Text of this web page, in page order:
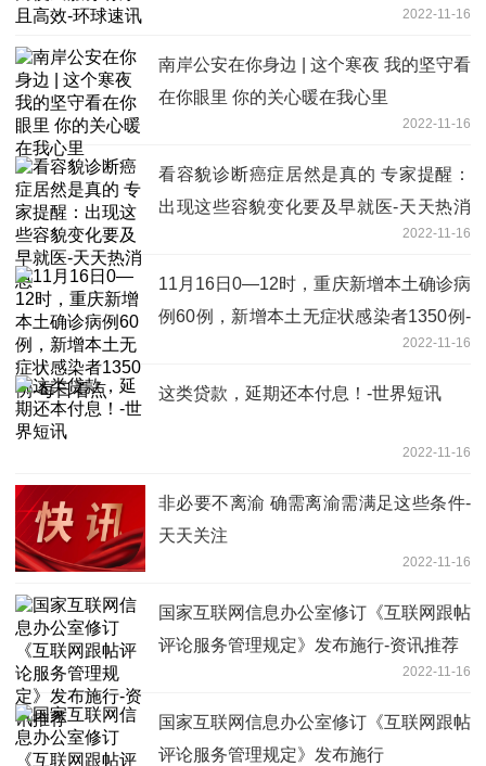
2022-11-16
南岸公安在你身边 | 这个寒夜 我的坚守看
在你眼里 你的关心暖在我心里
2022-11-16
看容貌诊断癌症居然是真的 专家提醒：
出现这些容貌变化要及早就医-天天热消
2022-11-16
11月16日0—12时，重庆新增本土确诊病
例60例，新增本土无症状感染者1350例-
2022-11-16
这类贷款，延期还本付息！-世界短讯
2022-11-16
非必要不离渝 确需离渝需满足这些条件-
天天关注
2022-11-16
国家互联网信息办公室修订《互联网跟帖
评论服务管理规定》发布施行-资讯推荐
2022-11-16
国家互联网信息办公室修订《互联网跟帖
评论服务管理规定》发布施行